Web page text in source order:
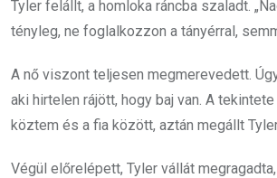
Tyler felállt, a homloka ráncba szaladt.
tényleg, ne foglalkozzon a tányérral,
A nő viszont teljesen megmerevedett.
aki hirtelen rájött, hogy baj van. A
köztem és a fia között, aztán megállt
Végül előrelépett, Tyler vállát